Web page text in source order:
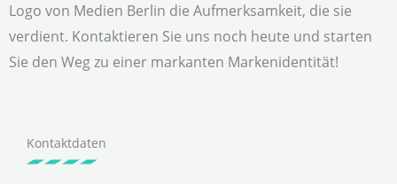
Logo von Medien Berlin die Aufmerksamkeit, die sie
verdient. Kontaktieren Sie uns noch heute und starten
Sie den Weg zu einer markanten Markenidentität!
Kontaktdaten